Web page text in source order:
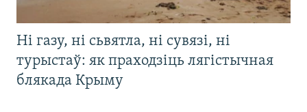
Ні газу, ні сьвятла, ні сувязі, ні
турыстаў: як праходзіць лягістычная
блякада Крыму